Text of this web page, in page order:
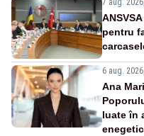
7 aug.
pentru
6 aug.
Ana
luate în